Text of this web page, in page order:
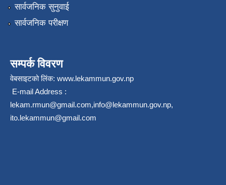
सार्वजनिक सुनुवाई
सार्वजनिक परीक्षण
सम्पर्क विवरण
वेबसाइटको लिंक: www.lekammun.gov.np
E-mail Address :
lekam.rmun@gmail.com,info@lekammun.gov.np,
ito.lekammun@gmail.com